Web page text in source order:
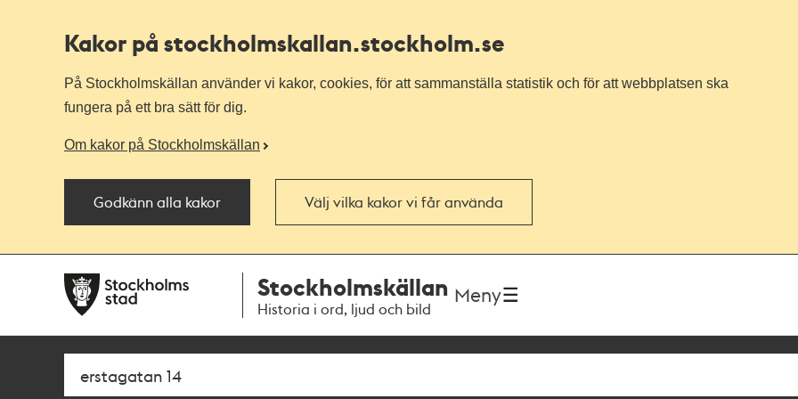
Kakor på stockholmskallan.stockholm.se
På Stockholmskällan använder vi kakor, cookies, för att sammanställa statistik och för att webbplatsen ska
fungera på ett bra sätt för dig.
Om kakor på Stockholmskällan
Godkänn alla kakor Välj vilka kakor vi får använda
navigationen
huvudinnehållet
Stockholmskällan
Historia i ord, ljud och bild
Meny
Sök